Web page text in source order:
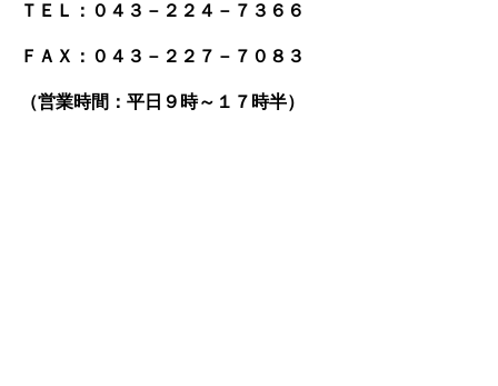
ＴＥＬ：０４３－２２４－７３６６
ＦＡＸ：０４３－２２７－７０８３
（営業時間：平日９時～１７時半）